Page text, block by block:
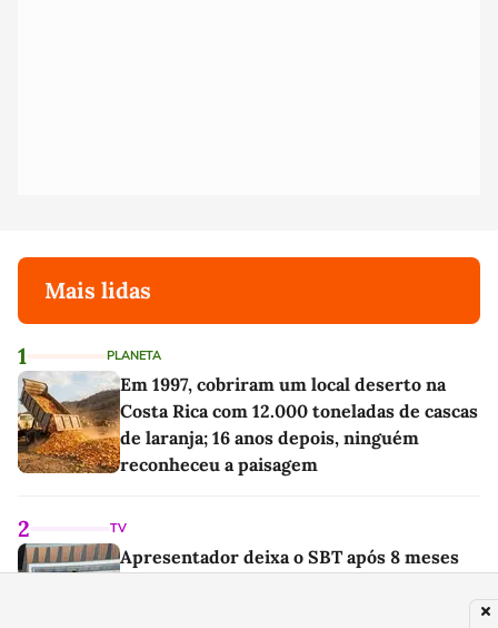
Mais lidas
1 PLANETA
Em 1997, cobriram um local deserto na
Costa Rica com 12.000 toneladas de cascas
de laranja; 16 anos depois, ninguém
reconheceu a paisagem
2 TV
Apresentador deixa o SBT após 8 meses